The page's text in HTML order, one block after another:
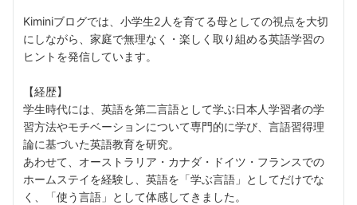
Kiminiブログでは、小学生2人を育てる母としての視点を大切
にしながら、家庭で無理なく・楽しく取り組める英語学習の
ヒントを発信しています。
【経歴】
学生時代には、英語を第二言語として学ぶ日本人学習者の学
習方法やモチベーションについて専門的に学び、言語習得理
論に基づいた英語教育を研究。
あわせて、オーストラリア・カナダ・ドイツ・フランスでの
ホームステイを経験し、英語を「学ぶ言語」としてだけでな
く、「使う言語」として体感してきました。